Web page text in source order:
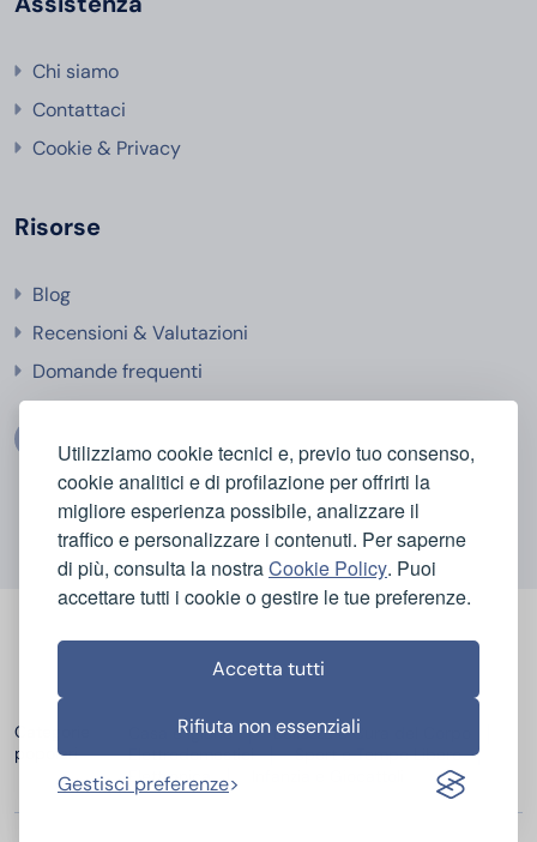
Utilizziamo cookie tecnici e, previo tuo consenso,
cookie analitici e di profilazione per offrirti la
migliore esperienza possibile, analizzare il
traffico e personalizzare i contenuti. Per saperne
di più, consulta la nostraCookie Policy. Puoi
accettare tutti i cookie o gestire le tue preferenze.
Accetta tutti
Rifiuta non essenziali
Gestisci preferenze
Chi siamo
Contattaci
Cookie & Privacy
Risorse
Blog
Recensioni & Valutazioni
Domande frequenti
Categorie
popolari
Casa e Igiene
Bellezza e Cura del Corpo
Elettrodomestici
Sport e Tempo Libero
Elettronica